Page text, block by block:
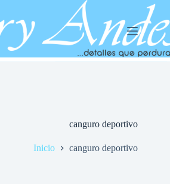
canguro deportivo
Inicio canguro deportivo